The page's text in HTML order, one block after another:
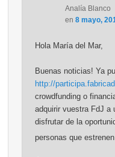
Analía Blanco
en 8 mayo,
Hola María del Mar,
Buenas noticias! Ya
http://
crowdfunding o
adquirir vuestra FdJ a
disfrutar de la
personas que